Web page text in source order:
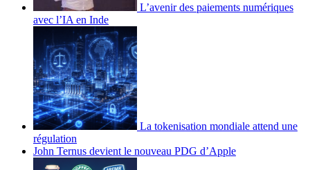
L’avenir des paiements numériques
avec l’IA en Inde
La tokenisation mondiale attend une
régulation
John Ternus devient le nouveau PDG d’Apple